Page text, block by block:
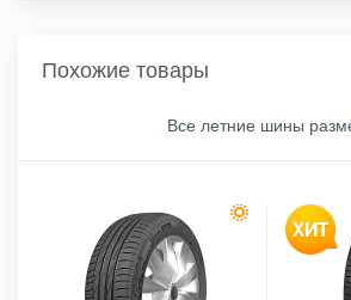
Похожие товары
Все летние шины